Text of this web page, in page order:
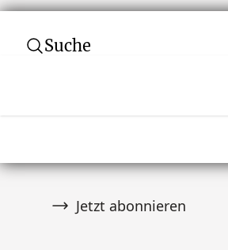
Suche
Jetzt abonnieren